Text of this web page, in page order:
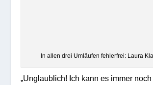
In allen drei Umläufen fehlerfrei: Laura
„Unglaublich! Ich kann es immer